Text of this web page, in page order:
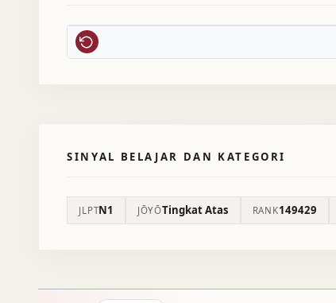
SINYAL BELAJAR DAN KATEGORI
JLPTN1 JŌYŌTingkat Atas RANK149429